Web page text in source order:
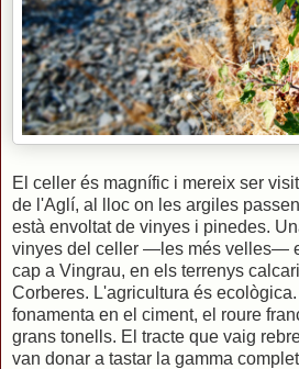
El celler és magnífic i mereix ser
de l'Aglí, al lloc on les argiles
està envoltat de vinyes i pinedes.
vinyes del celler —les més velles—
cap a Vingrau, en els terrenys
Corberes. L'agricultura és
fonamenta en el ciment, el roure
grans tonells. El tracte que vaig
van donar a tastar la gamma